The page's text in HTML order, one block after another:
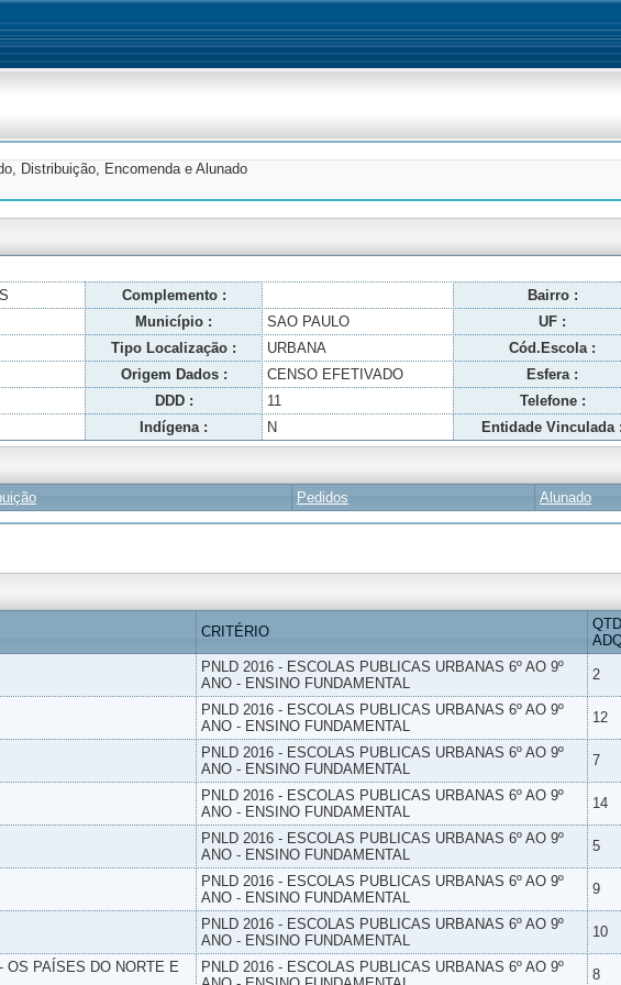
Distribuição, Encomenda e Alunado
Complemento : Bairro :
Município : SAO PAULO UF :
Tipo Localização : URBANA Cód.Escola :
Origem Dados : CENSO EFETIVADO Esfera :
DDD : 11 Telefone :
Indígena : N Entidade Vinculada :
Pedidos Alunado
CRITÉRIO
PNLD 2016 - ESCOLAS PUBLICAS URBANAS 6º AO 9º
ANO - ENSINO FUNDAMENTAL
2
PNLD 2016 - ESCOLAS PUBLICAS URBANAS 6º AO 9º
ANO - ENSINO FUNDAMENTAL
12
PNLD 2016 - ESCOLAS PUBLICAS URBANAS 6º AO 9º
ANO - ENSINO FUNDAMENTAL
7
PNLD 2016 - ESCOLAS PUBLICAS URBANAS 6º AO 9º
ANO - ENSINO FUNDAMENTAL
14
PNLD 2016 - ESCOLAS PUBLICAS URBANAS 6º AO 9º
ANO - ENSINO FUNDAMENTAL
5
PNLD 2016 - ESCOLAS PUBLICAS URBANAS 6º AO 9º
ANO - ENSINO FUNDAMENTAL
9
PNLD 2016 - ESCOLAS PUBLICAS URBANAS 6º AO 9º
ANO - ENSINO FUNDAMENTAL
10
OS PAÍSES DO NORTE E
PNLD 2016 - ESCOLAS PUBLICAS URBANAS 6º AO 9º
8